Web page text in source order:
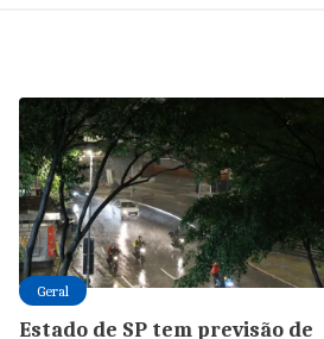
Geral
Estado de SP tem previsão de